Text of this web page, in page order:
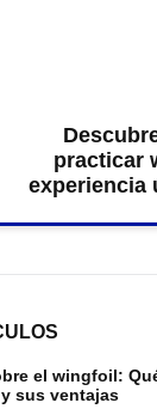
practicar
experiencia
el wingfoil:
sus ventajas